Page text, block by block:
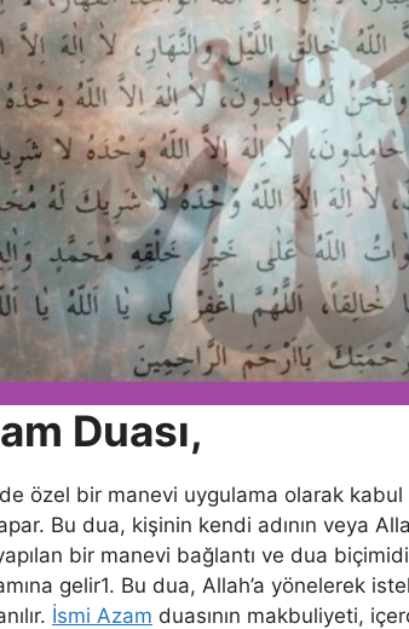
Duası,
özel bir manevi uygulama olarak kabul
Bu dua, kişinin kendi adının veya
bir manevi bağlantı ve dua
gelir1. Bu dua, Allah’a yönelerek
İsmi Azam duasının makbuliyeti,